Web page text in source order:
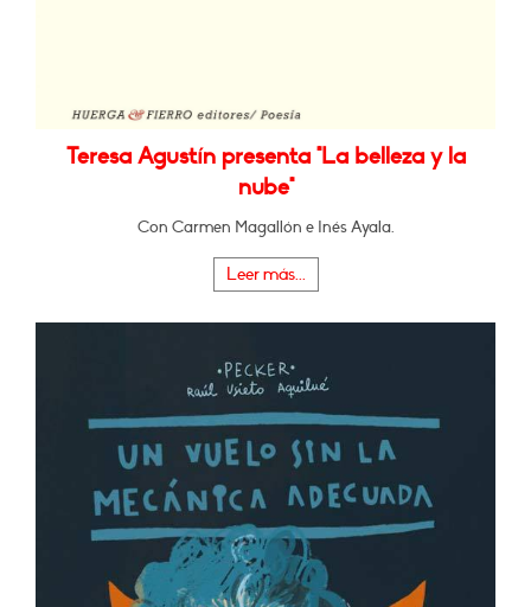
Teresa Agustín presenta "La belleza y la
nube"
Con Carmen Magallón e Inés Ayala.
Leer más...